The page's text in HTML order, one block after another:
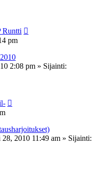
Runtti
pm
2:08 pm » Sijainti:
2010 11:49 am » Sijainti: